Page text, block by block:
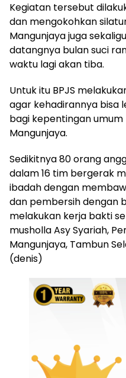
Kegiatan tersebut
dan mengokohkan
Mangunjaya juga
datangnya bulan suci
waktu lagi akan tiba.
Untuk itu BPJS
agar kehadirannya bisa
bagi kepentingan umum
Mangunjaya.
Sedikitnya 80 orang
dalam 16 tim bergerak
ibadah dengan
dan pembersih dengan
melakukan kerja bakti
musholla Asy Syariah,
Mangunjaya, Tambun
(denis)